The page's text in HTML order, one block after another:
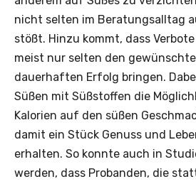
nicht selten im Beratungsalltag
stößt. Hinzu kommt, dass
meist nur selten den
dauerhaften Erfolg bringen.
Süßen mit Süßstoffen die
Kalorien auf den süßen
damit ein Stück Genuss und
erhalten. So konnte auch in
werden, dass Probanden, die